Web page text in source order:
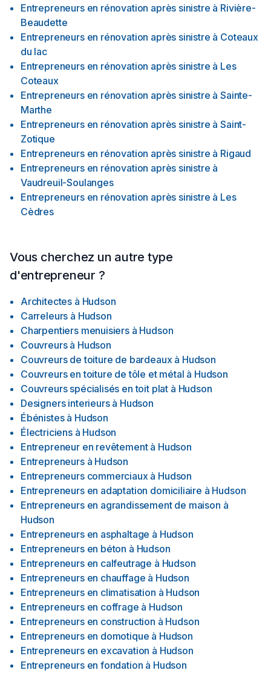
Entrepreneurs en rénovation après sinistre à Rivière-
Beaudette
Entrepreneurs en rénovation après sinistre à Coteaux
du lac
Entrepreneurs en rénovation après sinistre à Les
Coteaux
Entrepreneurs en rénovation après sinistre à Sainte-
Marthe
Entrepreneurs en rénovation après sinistre à Saint-
Zotique
Entrepreneurs en rénovation après sinistre à Rigaud
Entrepreneurs en rénovation après sinistre à
Vaudreuil-Soulanges
Entrepreneurs en rénovation après sinistre à Les
Cèdres
Vous cherchez un autre type
d'entrepreneur ?
Architectes à Hudson
Carreleurs à Hudson
Charpentiers menuisiers à Hudson
Couvreurs à Hudson
Couvreurs de toiture de bardeaux à Hudson
Couvreurs en toiture de tôle et métal à Hudson
Couvreurs spécialisés en toit plat à Hudson
Designers interieurs à Hudson
Ébénistes à Hudson
Électriciens à Hudson
Entrepreneur en revêtement à Hudson
Entrepreneurs à Hudson
Entrepreneurs commerciaux à Hudson
Entrepreneurs en adaptation domiciliaire à Hudson
Entrepreneurs en agrandissement de maison à
Hudson
Entrepreneurs en asphaltage à Hudson
Entrepreneurs en béton à Hudson
Entrepreneurs en calfeutrage à Hudson
Entrepreneurs en chauffage à Hudson
Entrepreneurs en climatisation à Hudson
Entrepreneurs en coffrage à Hudson
Entrepreneurs en construction à Hudson
Entrepreneurs en domotique à Hudson
Entrepreneurs en excavation à Hudson
Entrepreneurs en fondation à Hudson